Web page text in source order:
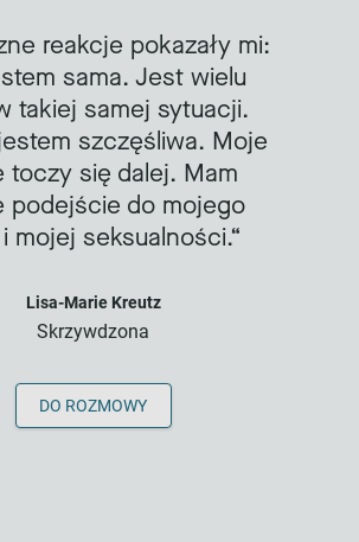
reakcje pokazały mi:
sama. Jest wielu
takiej samej sytuacji.
szczęśliwa. Moje
toczy się dalej. Mam
podejście do mojego
i mojej seksualności.
Lisa-Marie Kreutz
Skrzywdzona
DO ROZMOWY